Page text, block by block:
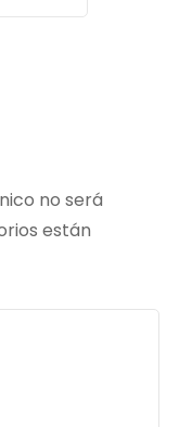
no será
están